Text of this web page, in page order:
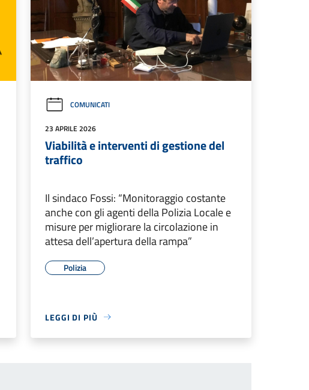
COMUNICATI
23 APRILE 2026
Viabilità e interventi di gestione del
traffico
Il sindaco Fossi: “Monitoraggio costante
anche con gli agenti della Polizia Locale e
misure per migliorare la circolazione in
attesa dell’apertura della rampa”
Polizia
LEGGI DI PIÙ